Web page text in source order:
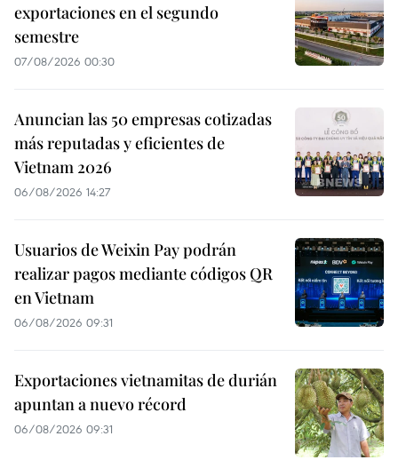
exportaciones en el segundo
semestre
07/08/2026 00:30
Anuncian las 50 empresas cotizadas
más reputadas y eficientes de
Vietnam 2026
06/08/2026 14:27
Usuarios de Weixin Pay podrán
realizar pagos mediante códigos QR
en Vietnam
06/08/2026 09:31
Exportaciones vietnamitas de durián
apuntan a nuevo récord
06/08/2026 09:31